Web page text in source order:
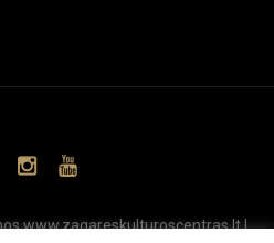
www.zagareskulturoscentras.lt |